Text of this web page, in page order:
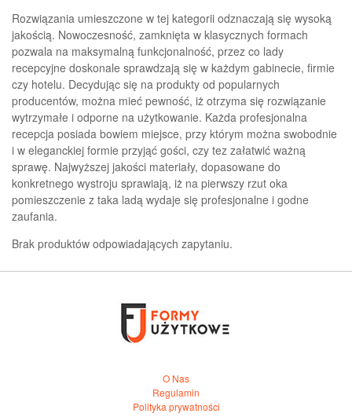
Rozwiązania umieszczone w tej kategorii odznaczają się wysoką
jakością. Nowoczesność, zamknięta w klasycznych formach
pozwala na maksymalną funkcjonalność, przez co lady
recepcyjne doskonale sprawdzają się w każdym gabinecie, firmie
czy hotelu. Decydując się na produkty od popularnych
producentów, można mieć pewność, iż otrzyma się rozwiązanie
wytrzymałe i odporne na użytkowanie. Każda profesjonalna
recepcja posiada bowiem miejsce, przy którym można swobodnie
i w eleganckiej formie przyjąć gości, czy tez załatwić ważną
sprawę. Najwyższej jakości materiały, dopasowane do
konkretnego wystroju sprawiają, iż na pierwszy rzut oka
pomieszczenie z taka ladą wydaje się profesjonalne i godne
zaufania.
Brak produktów odpowiadających zapytaniu.
O Nas
Regulamin
Polityka prywatności